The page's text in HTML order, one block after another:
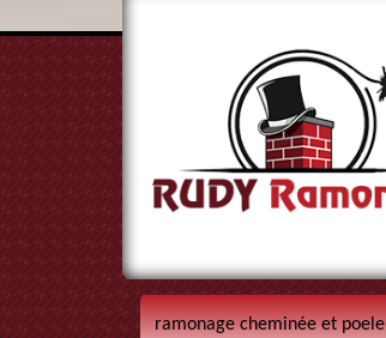
ramonage cheminée et poele